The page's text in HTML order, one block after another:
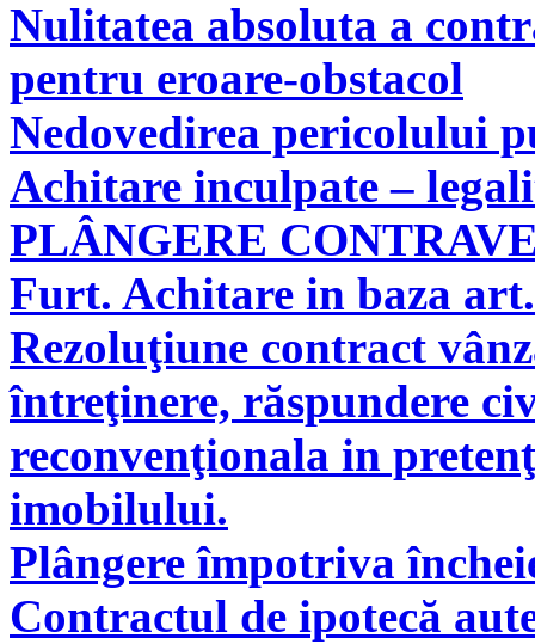
Nulitatea absoluta a
pentru eroare-obstacol
Nedovedirea pericolului
Achitare inculpate –
PLÂNGERE
Furt. Achitare in baza
Rezoluţiune contract
întreţinere, răspundere
reconvenţionala in
imobilului.
Plângere împotriva
Contractul de ipotecă